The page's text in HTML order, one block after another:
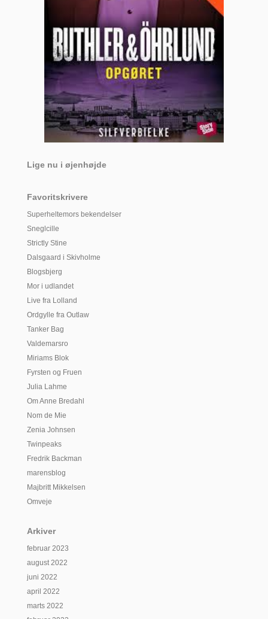
Lige nu i øjenhøjde
Favoritskrivere
Superheltemors bekendelser
Sneglcille
Strictly Stine
Dalsgaard i Skivholme
Blogsbjerg
Mor i udlandet
Live fra Lolland
Ordgylle fra Outlaw
Tanker Bag
Valdemarsro
Miriams Blok
Fyrsten og Fruen
Julia Lahme
Om Anne Bredahl
Nom de Mie
Zenia Johnsen
Twinpeaks
Fredrik Backman
marensblog
Majbritt Mikkelsen
Omveje
Arkiver
februar 2023
august 2022
juni 2022
april 2022
marts 2022